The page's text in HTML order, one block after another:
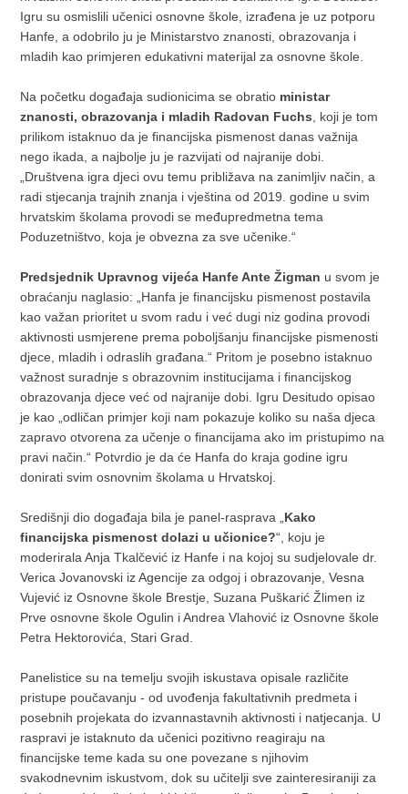
Igru su osmislili učenici osnovne škole, izrađena je uz potporu
Hanfe, a odobrilo ju je Ministarstvo znanosti, obrazovanja i
mladih kao primjeren edukativni materijal za osnovne škole.
Na početku događaja sudionicima se obratio ministar
znanosti, obrazovanja i mladih Radovan Fuchs , koji je tom
prilikom istaknuo da je financijska pismenost danas važnija
nego ikada, a najbolje ju je razvijati od najranije dobi.
„Društvena igra djeci ovu temu približava na zanimljiv način, a
radi stjecanja trajnih znanja i vještina od 2019. godine u svim
hrvatskim školama provodi se međupredmetna tema
Poduzetništvo, koja je obvezna za sve učenike.“
Predsjednik Upravnog vijeća Hanfe Ante Žigman u svom je
obraćanju naglasio: „Hanfa je financijsku pismenost postavila
kao važan prioritet u svom radu i već dugi niz godina provodi
aktivnosti usmjerene prema poboljšanju financijske pismenosti
djece, mladih i odraslih građana.“ Pritom je posebno istaknuo
važnost suradnje s obrazovnim institucijama i financijskog
obrazovanja djece već od najranije dobi. Igru Desitudo opisao
je kao „odličan primjer koji nam pokazuje koliko su naša djeca
zapravo otvorena za učenje o financijama ako im pristupimo na
pravi način.“ Potvrdio je da će Hanfa do kraja godine igru
donirati svim osnovnim školama u Hrvatskoj.
Središnji dio događaja bila je panel-rasprava „ Kako
financijska pismenost dolazi u učionice?“, koju je
moderirala Anja Tkalčević iz Hanfe i na kojoj su sudjelovale dr.
Verica Jovanovski iz Agencije za odgoj i obrazovanje, Vesna
Vujević iz Osnovne škole Brestje, Suzana Puškarić Žlimen iz
Prve osnovne škole Ogulin i Andrea Vlahović iz Osnovne škole
Petra Hektorovića, Stari Grad.
Panelistice su na temelju svojih iskustava opisale različite
pristupe poučavanju - od uvođenja fakultativnih predmeta i
posebnih projekata do izvannastavnih aktivnosti i natjecanja. U
raspravi je istaknuto da učenici pozitivno reagiraju na
financijske teme kada su one povezane s njihovim
svakodnevnim iskustvom, dok su učitelji sve zainteresiraniji za